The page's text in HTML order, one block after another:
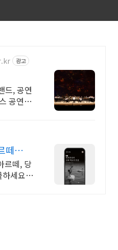
광고
드, 공연
공연섭
떼
르떼, 당
세요